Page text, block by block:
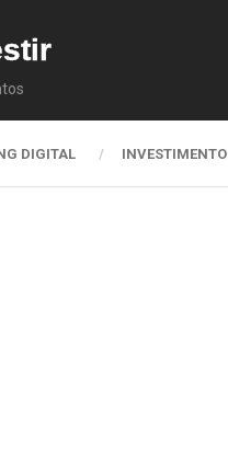
DIGITAL INVESTIMENTO